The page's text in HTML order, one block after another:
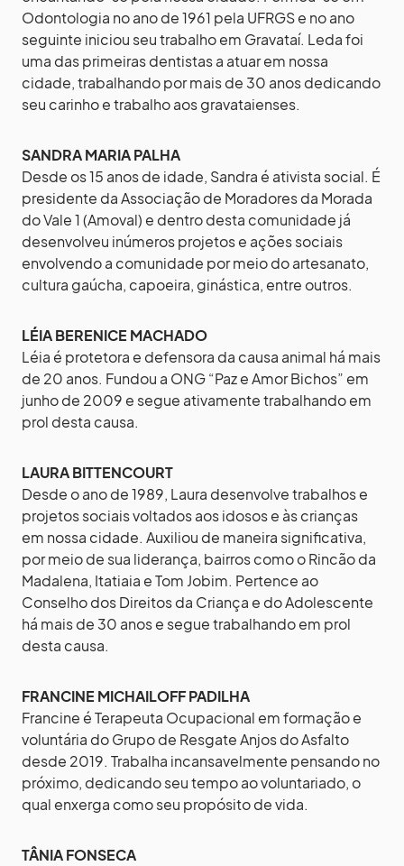
Odontologia no ano de 1961 pela UFRGS e no ano
seguinte iniciou seu trabalho em Gravataí. Leda foi
uma das primeiras dentistas a atuar em nossa
cidade, trabalhando por mais de 30 anos dedicando
seu carinho e trabalho aos gravataienses.
SANDRA MARIA PALHA
Desde os 15 anos de idade, Sandra é ativista social. É
presidente da Associação de Moradores da Morada
do Vale 1 (Amoval) e dentro desta comunidade já
desenvolveu inúmeros projetos e ações sociais
envolvendo a comunidade por meio do artesanato,
cultura gaúcha, capoeira, ginástica, entre outros.
LÉIA BERENICE MACHADO
Léia é protetora e defensora da causa animal há mais
de 20 anos. Fundou a ONG “Paz e Amor Bichos” em
junho de 2009 e segue ativamente trabalhando em
prol desta causa.
LAURA BITTENCOURT
Desde o ano de 1989, Laura desenvolve trabalhos e
projetos sociais voltados aos idosos e às crianças
em nossa cidade. Auxiliou de maneira significativa,
por meio de sua liderança, bairros como o Rincão da
Madalena, Itatiaia e Tom Jobim. Pertence ao
Conselho dos Direitos da Criança e do Adolescente
há mais de 30 anos e segue trabalhando em prol
desta causa.
FRANCINE MICHAILOFF PADILHA
Francine é Terapeuta Ocupacional em formação e
voluntária do Grupo de Resgate Anjos do Asfalto
desde 2019. Trabalha incansavelmente pensando no
próximo, dedicando seu tempo ao voluntariado, o
qual enxerga como seu propósito de vida.
TÂNIA FONSECA